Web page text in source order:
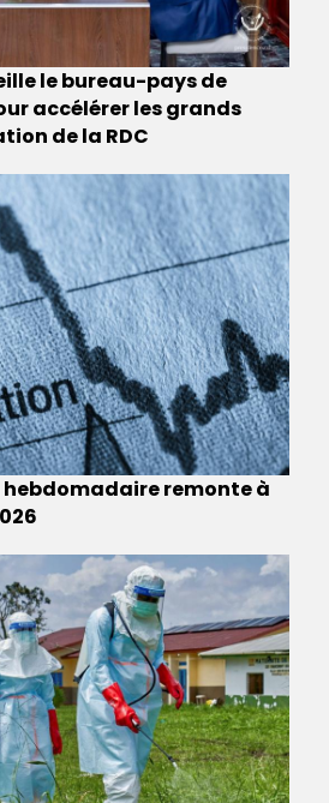
le bureau-pays de
accélérer les grands
de la RDC
hebdomadaire remonte à